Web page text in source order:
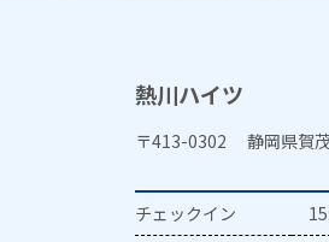
熱川ハイツ
〒413-0302 静岡県賀
チェックイン